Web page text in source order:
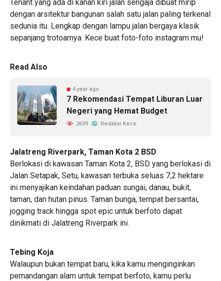
Tenant yang ada di kanan kiri jalan sengaja dibuat mirip
dengan arsitektur bangunan salah satu jalan paling terkenal
sedunia itu. Lengkap dengan lampu jalan bergaya klasik
sepanjang trotoarnya. Kece buat foto-foto instagram mu!
Read Also
4 year ago
7 Rekomendasi Tempat Liburan Luar
Negeri yang Hemat Budget
2639 Redaksi Kece
Jalatreng Riverpark, Taman Kota 2 BSD
Berlokasi di kawasan Taman Kota 2, BSD yang berlokasi di
Jalan Setapak, Setu, kawasan terbuka seluas 7,2 hektare
ini menyajikan keindahan paduan sungai, danau, bukit,
taman, dan hutan pinus. Taman bunga, tempat bersantai,
jogging track hingga spot epic untuk berfoto dapat
dinikmati di Jalatreng Riverpark ini.
Tebing Koja
Walaupun bukan tempat baru, kika kamu menginginkan
pemandangan alam untuk tempat berfoto, kamu perlu